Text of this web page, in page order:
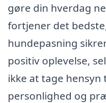
gøre din hverdag
fortjener det
hundepasning
positiv oplevelse,
ikke at tage hensyn
personlighed og